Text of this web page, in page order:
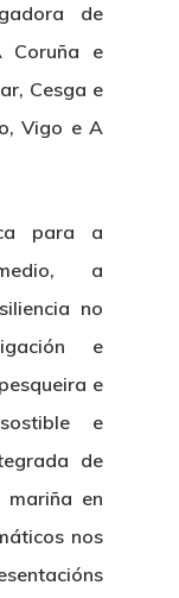
de
Coruña e
Cesga e
Vigo e A
para a
a
no
e
e
e
de
mariña en
nos